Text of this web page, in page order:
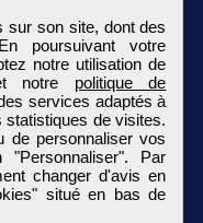
sur son site, dont des
poursuivant votre
notre utilisation de
notre politique de
services adaptés à
de visites.
de personnaliser vos
Par
changer d'avis en
situé en bas de